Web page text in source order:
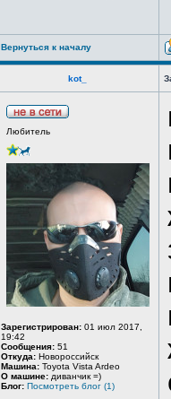
Вернуться к началу
kot_
Любитель
Зарегистрирован: 01 июл 2017,
19:42
Сообщения: 51
Откуда: Новороссийск
Машина: Toyota Vista Ardeo
О машине: диванчик =)
Блог: Посмотреть блог (1)